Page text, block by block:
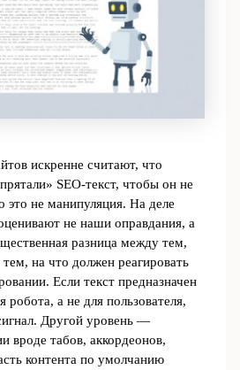
искренне считают, что
SEO-текст, чтобы он не
это не манипуляция. На деле
не наши оправдания, а
разница между тем,
на что должен реагировать
Если текст предназначен
робота, а не для пользователя,
Другой уровень ―
вроде табов, аккордеонов,
контента по умолчанию